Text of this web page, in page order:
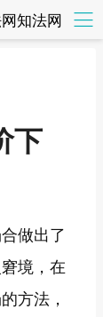
知法网
下
做出了
境，在
方法，